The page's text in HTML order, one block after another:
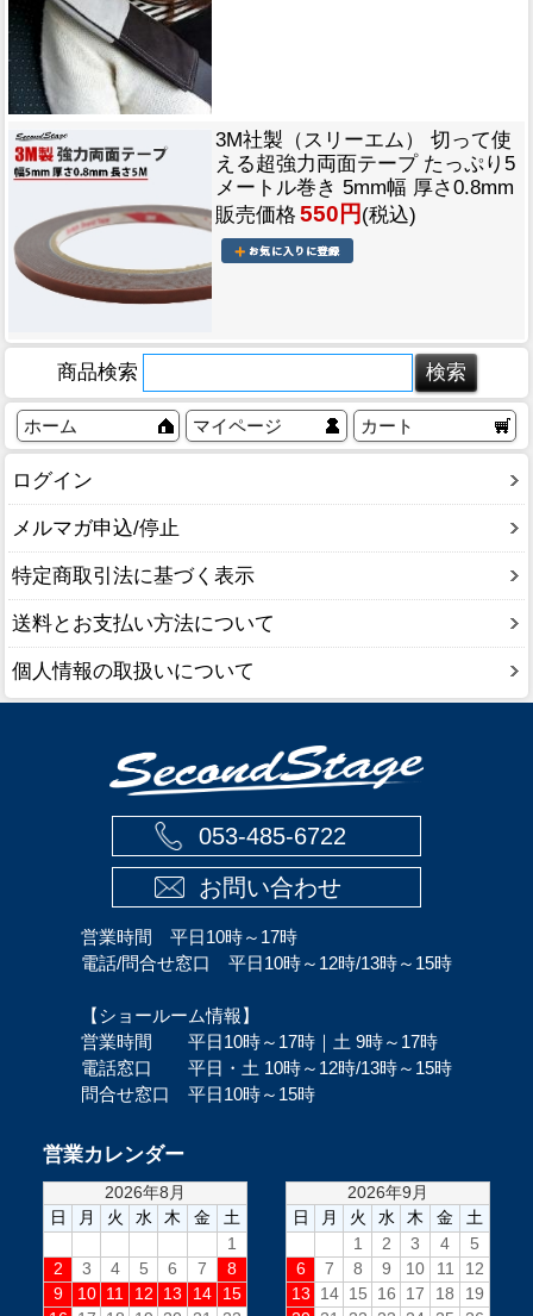
3M社製（スリーエム） 切って使
える超強力両面テープ たっぷり5
メートル巻き 5mm幅 厚さ0.8mm
販売価格 550円 (税込)
商品検索
ホーム マイページ カート
ログイン
メルマガ申込/停止
特定商取引法に基づく表示
送料とお支払い方法について
個人情報の取扱いについて
053-485-6722
お問い合わせ
営業時間 平日10時～17時
電話/問合せ窓口 平日10時～12時/13時～15時
【ショールーム情報】
営業時間 平日10時～17時｜土 9時～17時
電話窓口 平日・土 10時～12時/13時～15時
問合せ窓口 平日10時～15時
営業カレンダー